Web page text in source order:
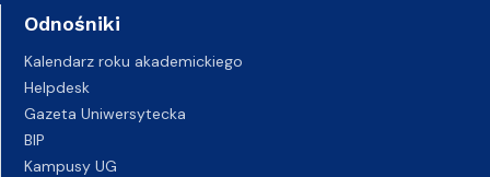
Odnośniki
Kalendarz roku akademickiego
Helpdesk
Gazeta Uniwersytecka
BIP
Kampusy UG